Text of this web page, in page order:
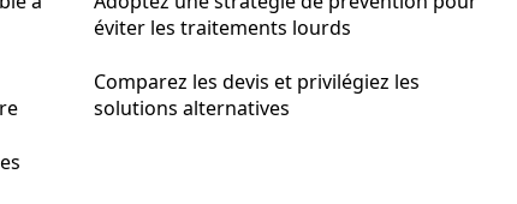
éviter les traitements lourds
Comparez les devis et privilégiez les
solutions alternatives